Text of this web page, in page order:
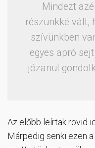
Mindezt
részünkké vált,
szívünkben
egyes apró
józanul
Az előbb leírtak rövid
Márpedig senki ezen